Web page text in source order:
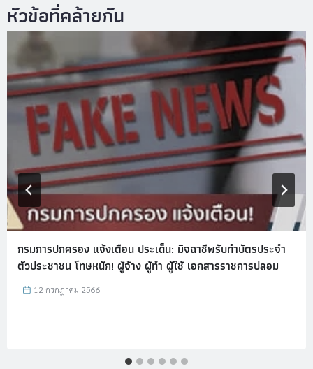
กรมการปกครอง แจ้งเตือน ประเด็น: มิจฉาชีพรับทำบัตรประจำ
ตัวประชาชน โทษหนัก! ผู้จ้าง ผู้ทำ ผู้ใช้ เอกสารราชการปลอม
12 กรกฎาคม 2566